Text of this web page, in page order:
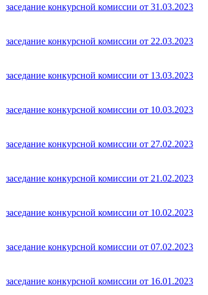
заседание конкурсной комиссии от 31.03.2023
заседание конкурсной комиссии от 22.03.2023
заседание конкурсной комиссии от 13.03.2023
заседание конкурсной комиссии от 10.03.2023
заседание конкурсной комиссии от 27.02.2023
заседание конкурсной комиссии от 21.02.2023
заседание конкурсной комиссии от 10.02.2023
заседание конкурсной комиссии от 07.02.2023
заседание конкурсной комиссии от 16.01.2023